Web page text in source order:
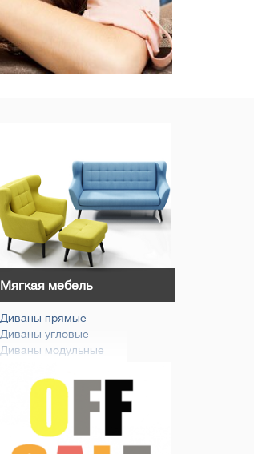
Мягкая мебель
Диваны прямые
Диваны угловые
Диваны модульные
Кресла
Пуфы и банкетки
Кухонные уголки